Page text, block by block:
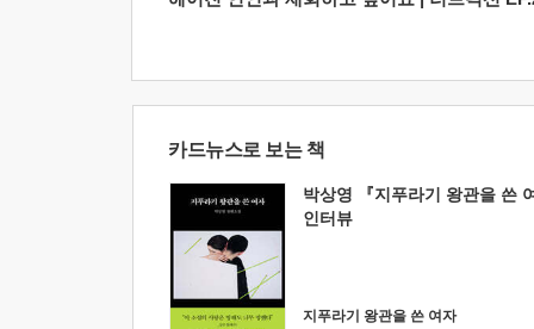
카드뉴스로 보는 책
박상영 『지푸라기 왕관을 쓴
인터뷰
지푸라기 왕관을 쓴 여자